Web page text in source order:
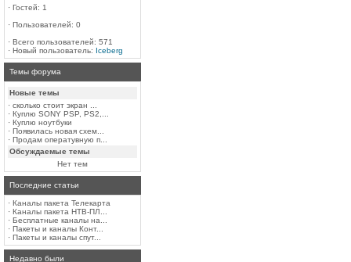
· Гостей: 1
· Пользователей: 0
· Всего пользователей: 571
· Новый пользователь: Iceberg
Темы форума
Новые темы
· сколько стоит экран ...
· Куплю SONY PSP, PS2,...
· Куплю ноутбуки
· Появилась новая схем...
· Продам оператувную п...
Обсуждаемые темы
Нет тем
Последние статьи
· Каналы пакета Телекарта
· Каналы пакета НТВ-ПЛ...
· Бесплатные каналы на...
· Пакеты и каналы Конт...
· Пакеты и каналы спут...
Недавно были